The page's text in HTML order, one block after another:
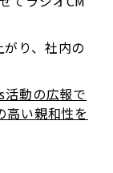
り、社内の
動の広報で
高い親和性を